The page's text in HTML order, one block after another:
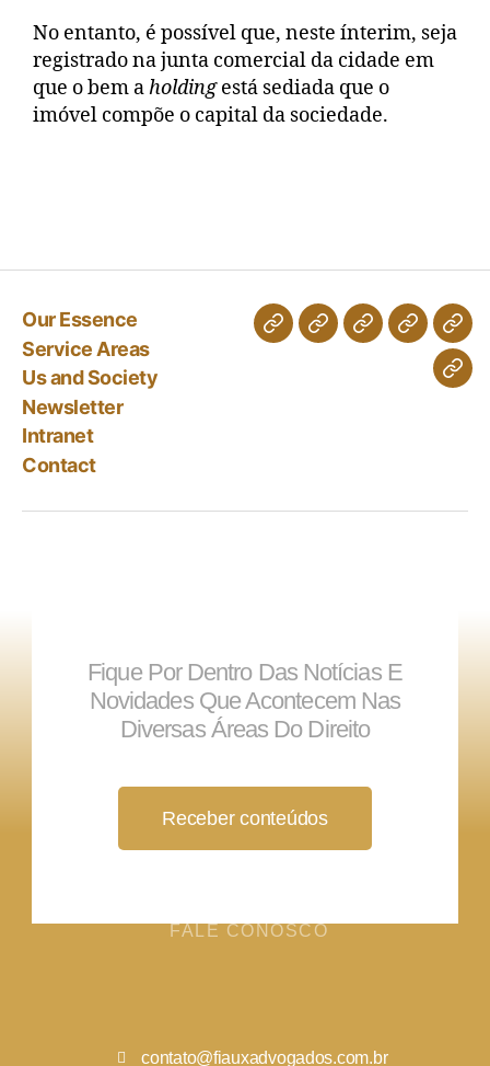
No entanto, é possível que, neste ínterim, seja
registrado na junta comercial da cidade em
que o bem aholdingestá sediada que o
imóvel compõe o capital da sociedade.
Our Essence
Service Areas
Us and Society
Newsletter
Intranet
Contact
Fique Por Dentro Das Notícias E
Novidades Que Acontecem Nas
Diversas Áreas Do Direito
Receber conteúdos
FALE CONOSCO
contato@fiauxadvogados.com.br